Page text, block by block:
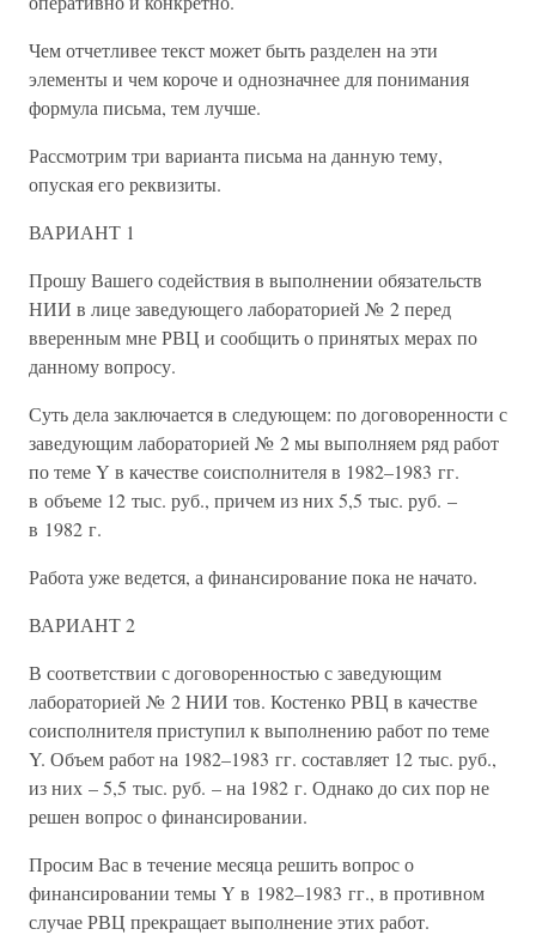
Чем отчетливее текст может быть разделен на эти
элементы и чем короче и однозначнее для понимания
формула письма, тем лучше.
Рассмотрим три варианта письма на данную тему,
опуская его реквизиты.
ВАРИАНТ 1
Прошу Вашего содействия в выполнении обязательств
НИИ в лице заведующего лабораторией № 2 перед
вверенным мне РВЦ и сообщить о принятых мерах по
данному вопросу.
Суть дела заключается в следующем: по договоренности с
заведующим лабораторией № 2 мы выполняем ряд работ
по теме Y в качестве соисполнителя в 1982–1983 гг.
в объеме 12 тыс. руб., причем из них 5,5 тыс. руб. –
в 1982 г.
Работа уже ведется, а финансирование пока не начато.
ВАРИАНТ 2
В соответствии с договоренностью с заведующим
лабораторией № 2 НИИ тов. Костенко РВЦ в качестве
соисполнителя приступил к выполнению работ по теме
Y. Объем работ на 1982–1983 гг. составляет 12 тыс. руб.,
из них – 5,5 тыс. руб. – на 1982 г. Однако до сих пор не
решен вопрос о финансировании.
Просим Вас в течение месяца решить вопрос о
финансировании темы Y в 1982–1983 гг., в противном
случае РВЦ прекращает выполнение этих работ.